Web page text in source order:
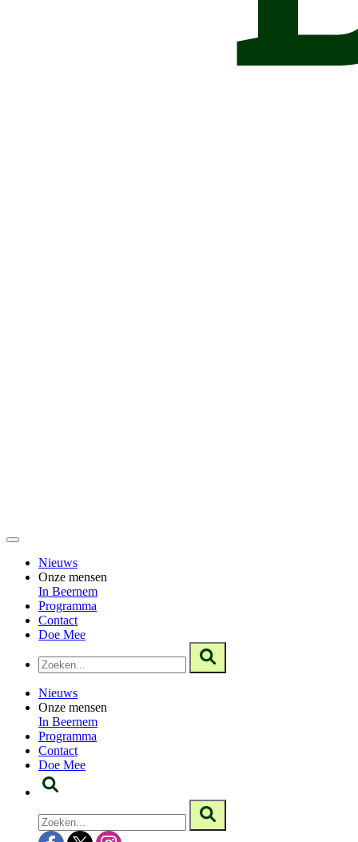
Nieuws
Onze mensen
In Beernem
Programma
Contact
Doe Mee
Nieuws
Onze mensen
In Beernem
Programma
Contact
Doe Mee